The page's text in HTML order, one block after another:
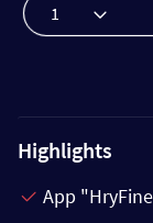
Highlights
App